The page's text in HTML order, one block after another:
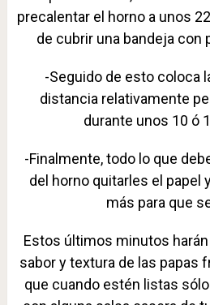
precalentar el horno a unos
de cubrir una bandeja con
-Seguido de esto coloca
distancia relativamente
durante unos 10 ó
-Finalmente, todo lo que
del horno quitarles el papel
más para que
Estos últimos minutos
sabor y textura de las papas
que cuando estén listas